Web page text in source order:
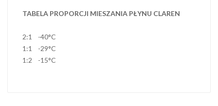
TABELA PROPORCJI MIESZANIA PŁYNU CLAREN
2:1 -40°C
1:1 -29°C
1:2 -15°C